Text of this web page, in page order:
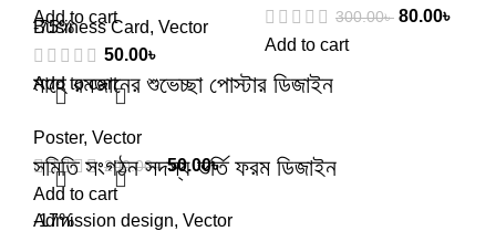
Add to cart
300.00৳ 80.00৳
Add to cart
Business Card, Vector
50.00৳
Add to cart
-75%
মাহে রমজানের শুভেচ্ছা পোস্টার ডিজাইন
Poster, Vector
200.00৳ 50.00৳
Add to cart
সমিতি সংগঠন সদস্য ভর্তি ফরম ডিজাইন
Admission design, Vector
-17%